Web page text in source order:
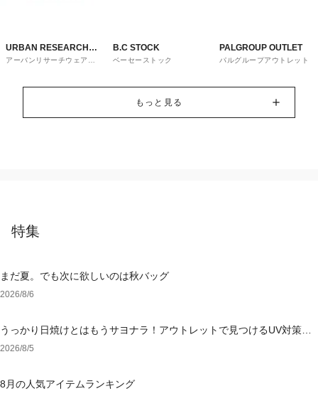
URBAN RESEARCH
ware house
アーバンリサーチウェアハ
B.C STOCK
ベーセーストック
PALGROUP OUTLET
パルグループアウトレット
もっと見る
特集
まだ夏。でも次に欲しいのは秋バッグ
2026/8/6
うっかり日焼けとはもうサヨナラ！アウトレットで見つけるUV対策ウ
ェア
2026/8/5
8月の人気アイテムランキング